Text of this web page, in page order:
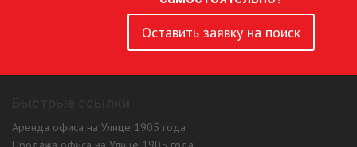
Оставить заявку на поиск
Аренда офиса на Улице 1905 года